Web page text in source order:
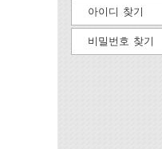
아이디 찾기
비밀번호 찾기